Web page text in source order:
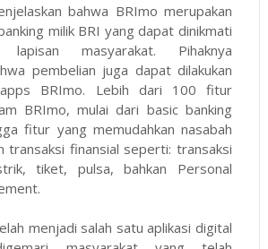
bahwa BRImo merupakan
milik BRI yang dapat dinikmati
masyarakat. Pihaknya
pembelian juga dapat dilakukan
BRImo. Lebih dari 100 fitur
BRImo, mulai dari basic banking
fitur yang memudahkan nasabah
transaksi finansial seperti: transaksi
tiket, pulsa, bahkan Personal
menjadi salah satu aplikasi digital